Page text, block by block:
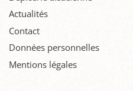
Actualités
Contact
Données personnelles
Mentions légales